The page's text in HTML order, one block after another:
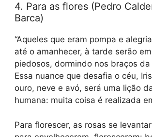
4. Para as flores (Pedro
Barca)
“Aqueles que eram pompa e
até o amanhecer, à tarde serão
piedosos, dormindo nos braços
Essa nuance que desafia o céu,
ouro, neve e avó, será uma lição
humana: muita coisa é realizada
Para florescer, as rosas se